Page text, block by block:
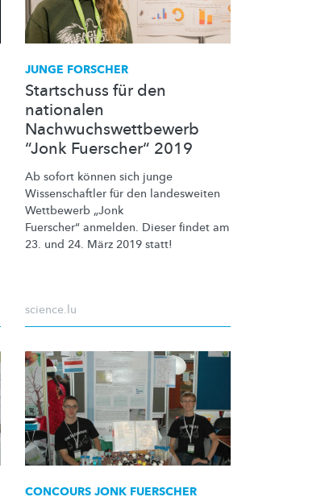
JUNGE FORSCHER
Startschuss für den
nationalen
Nachwuchswettbewerb
“Jonk Fuerscher“ 2019
Ab sofort können sich junge
Wissenschaftler für den landesweiten
Wettbewerb „Jonk
Fuerscher“ anmelden. Dieser findet am
23. und 24. März 2019 statt!
science.lu
CONCOURS JONK FUERSCHER